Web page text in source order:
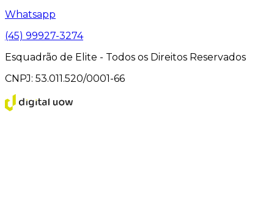
Whatsapp
(45) 99927-3274
Esquadrão de Elite - Todos os Direitos Reservados
CNPJ: 53.011.520/0001-66